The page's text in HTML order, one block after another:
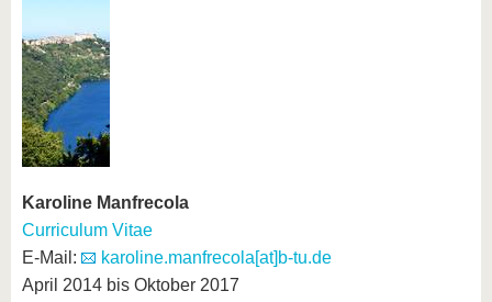
Karoline Manfrecola
Curriculum Vitae
E-Mail:
karoline.manfrecola[at]b-tu.de
April 2014 bis Oktober 2017